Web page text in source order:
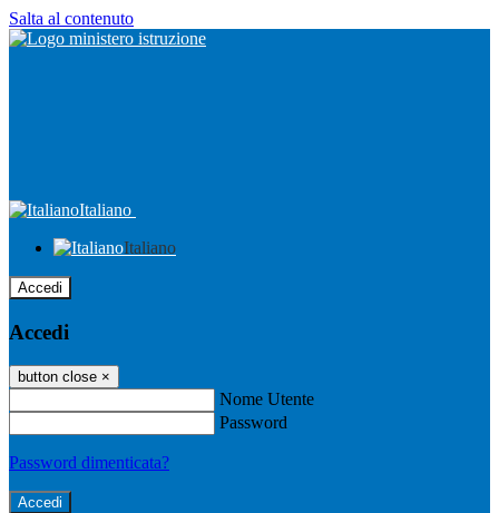
Salta al contenuto
Italiano
Italiano
Accedi
Accedi
button close ×
Nome Utente
Password
Password dimenticata?